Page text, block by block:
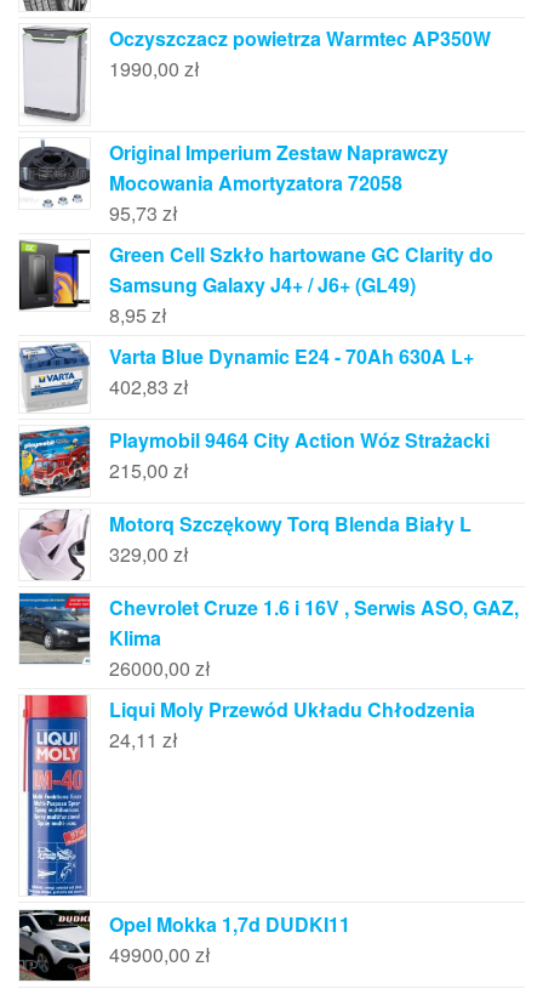
Oczyszczacz powietrza Warmtec AP350W
1990,00 zł
Original Imperium Zestaw Naprawczy
Mocowania Amortyzatora 72058
95,73 zł
Green Cell Szkło hartowane GC Clarity do
Samsung Galaxy J4+ / J6+ (GL49)
8,95 zł
Varta Blue Dynamic E24 - 70Ah 630A L+
402,83 zł
Playmobil 9464 City Action Wóz Strażacki
215,00 zł
Motorq Szczękowy Torq Blenda Biały L
329,00 zł
Chevrolet Cruze 1.6 i 16V , Serwis ASO, GAZ,
Klima
26000,00 zł
Liqui Moly Przewód Układu Chłodzenia
24,11 zł
Opel Mokka 1,7d DUDKI11
49900,00 zł